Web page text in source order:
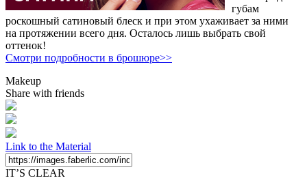
губам
роскошный сатиновый блеск и при этом ухаживает за ними
на протяжении всего дня. Осталось лишь выбрать свой
оттенок!
Смотри подробности в брошюре>>
Makeup
Share with friends
Link to the Material
IT’S CLEAR